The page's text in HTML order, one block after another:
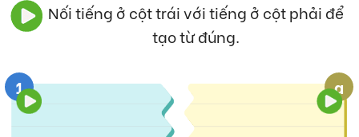
Nối tiếng ở cột trái với tiếng ở cột phải để
tạo từ đúng.
1 a